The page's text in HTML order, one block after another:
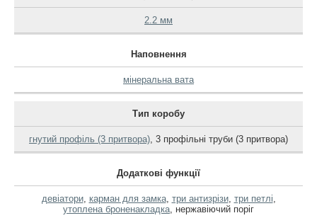
2.2 мм
Наповнення
мінеральна вата
Тип коробу
гнутий профіль (3 притвора), 3 профільні труби (3 притвора)
Додаткові функції
девіатори, карман для замка, три антизрізи, три петлі,
утоплена броненакладка, нержавіючий поріг